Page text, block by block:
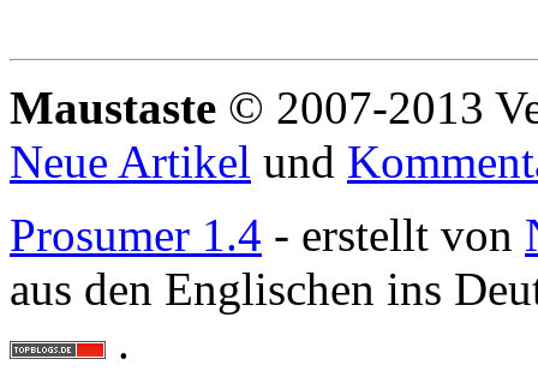
Maustaste © 2007-2013
Neue Artikel und
Prosumer 1.4 - erstellt von
aus den Englischen ins
.